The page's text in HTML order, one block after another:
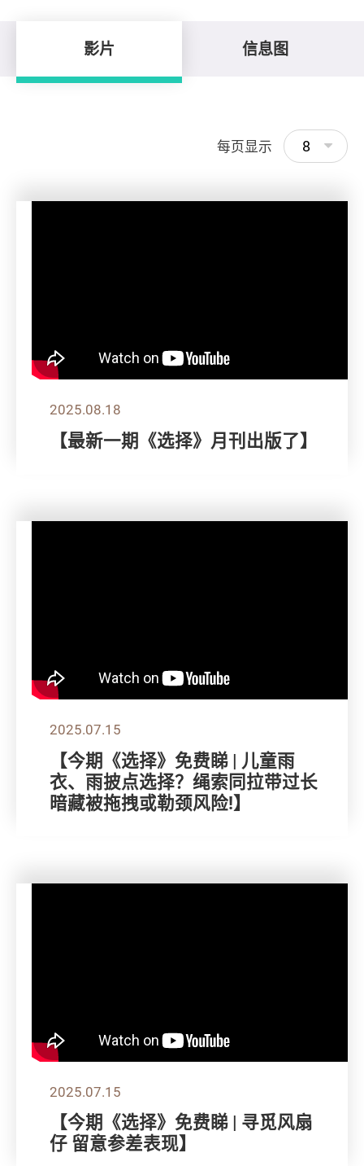
影片 信息图
每页显示 8
2025.08.18
【最新一期《选择》月刊出版了】
2025.07.15
【今期《选择》免费睇 | 儿童雨
衣、雨披点选择？绳索同拉带过长
暗藏被拖拽或勒颈风险!】
2025.07.15
【今期《选择》免费睇 | 寻觅风扇
仔 留意参差表现】